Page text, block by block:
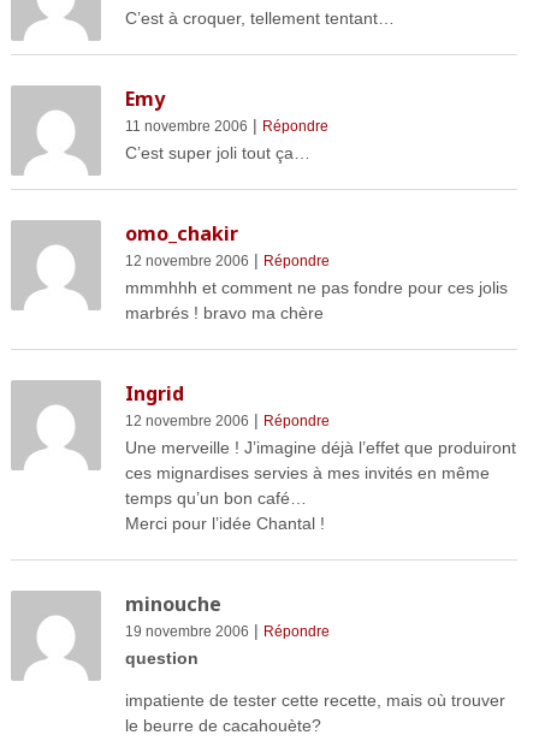
C’est à croquer, tellement tentant…
Emy
11 novembre 2006 | Répondre
C’est super joli tout ça…
omo_chakir
12 novembre 2006 | Répondre
mmmhhh et comment ne pas fondre pour ces jolis
marbrés ! bravo ma chère
Ingrid
12 novembre 2006 | Répondre
Une merveille ! J’imagine déjà l’effet que produiront
ces mignardises servies à mes invités en même
temps qu’un bon café…
Merci pour l’idée Chantal !
minouche
19 novembre 2006 | Répondre
question
impatiente de tester cette recette, mais où trouver
le beurre de cacahouète?